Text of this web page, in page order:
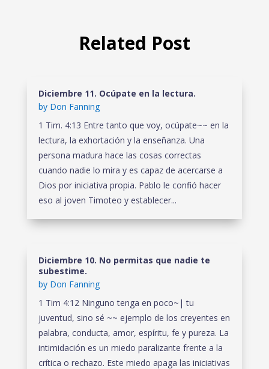
Related Post
Diciembre 11. Ocúpate en la lectura.
by Don Fanning
1 Tim. 4:13 Entre tanto que voy, ocúpate~~ en la
lectura, la exhortación y la enseñanza. Una
persona madura hace las cosas correctas
cuando nadie lo mira y es capaz de acercarse a
Dios por iniciativa propia. Pablo le confió hacer
eso al joven Timoteo y establecer...
Diciembre 10. No permitas que nadie te
subestime.
by Don Fanning
1 Tim 4:12 Ninguno tenga en poco~| tu
juventud, sino sé ~~ ejemplo de los creyentes en
palabra, conducta, amor, espíritu, fe y pureza. La
intimidación es un miedo paralizante frente a la
crítica o rechazo. Este miedo apaga las iniciativas